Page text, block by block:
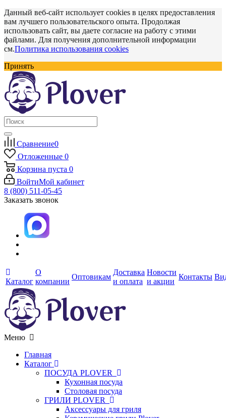
Данный веб-сайт использует cookies в целях предоставления
вам лучшего пользовательского опыта. Продолжая
использовать сайт, вы даете согласие на работу с этими
файлами. Для получения дополнительной информации
см.Политика использования cookies
Принять
Сравнение0
Отложенные 0
Корзина пуста 0
ВойтиМой кабинет
8 (800) 511-05-45
Заказать звонок
Каталог
О
компании
Оптовикам
Доставка
и оплата
Новости
и акции
Контакты
Меню
Главная
Каталог
ПОСУДА PLOVER
Кухонная посуда
Столовая посуда
ГРИЛИ PLOVER
Аксессуары для гриля